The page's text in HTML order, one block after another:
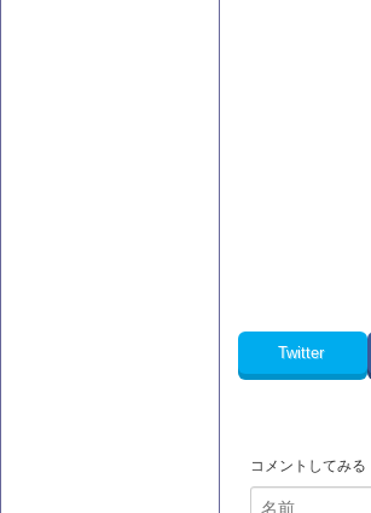
Twitter
コメントしてみる